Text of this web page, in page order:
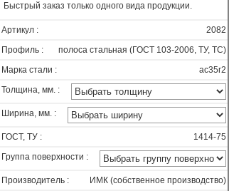
Быстрый заказ только одного вида продукции.
Артикул :
2082
Профиль :
полоса стальная (ГОСТ 103-2006, ТУ, ТС)
Марка стали :
ас35г2
Толщина, мм. :
Ширина, мм. :
ГОСТ, ТУ :
1414-75
Группа поверхности :
Производитель :
ИМК (собственное производство)